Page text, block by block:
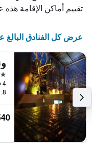
عدد
الأيام
الإقامة
يتضمن
المخطط
التالي
1
محور
Y
الذي
يعرض
متوسط
سعر
غرفة
تقييم أماكن الإقامة هذه
عرض كل الفنادق البالغ
4 نجوم
1.8 كيلومتر عن